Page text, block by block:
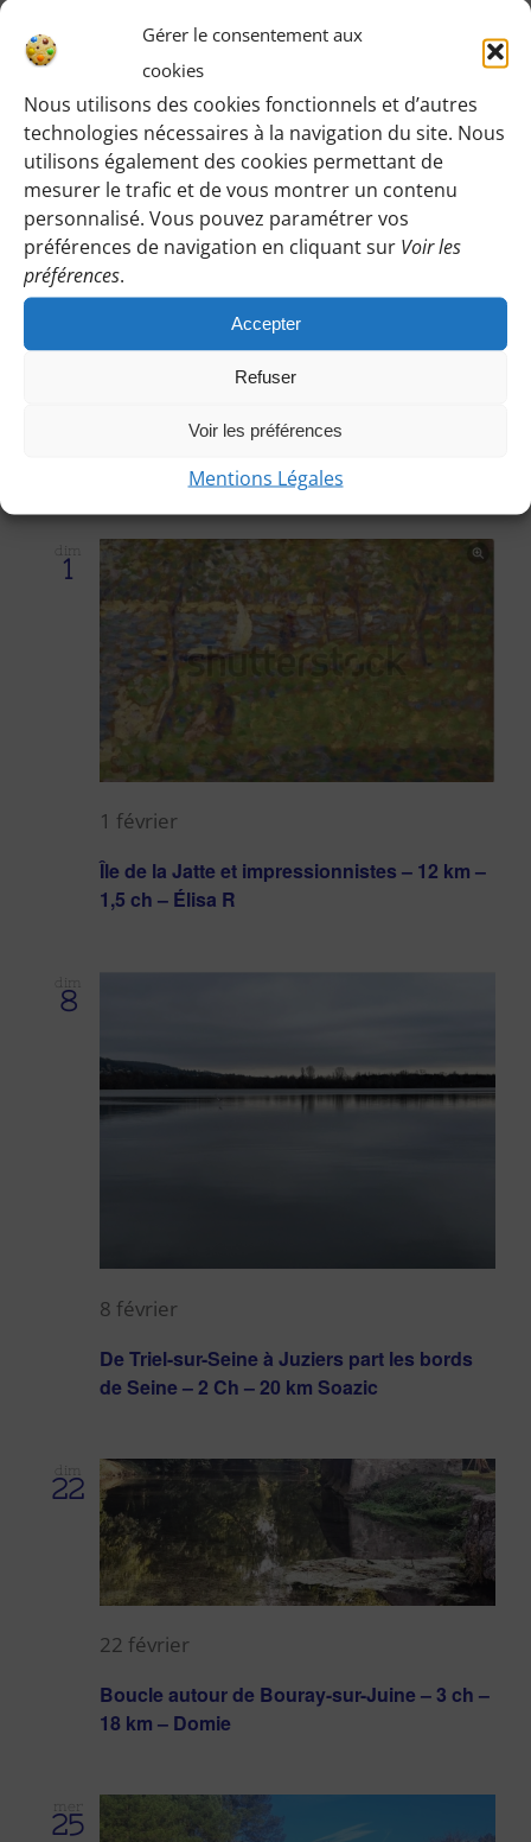
Gérer le consentement aux
cookies
Nous utilisons des cookies fonctionnels et d’autres
technologies nécessaires à la navigation du site. Nous
utilisons également des cookies permettant de
mesurer le trafic et de vous montrer un contenu
personnalisé. Vous pouvez paramétrer vos
préférences de navigation en cliquant sur Voir les
préférences.
Accepter
Refuser
Voir les préférences
Mentions Légales
GR655, chemin de Compostelle – 21 km – 2
ch – Nancy
1 février
dim
1
Île de la Jatte et impressionnistes – 12 km –
1,5 ch – Élisa R
1 février
dim
8
De Triel-sur-Seine à Juziers part les bords
de Seine – 2 Ch – 20 km Soazic
8 février
dim
22
Boucle autour de Bouray-sur-Juine – 3 ch –
18 km – Domie
22 février
mer
25